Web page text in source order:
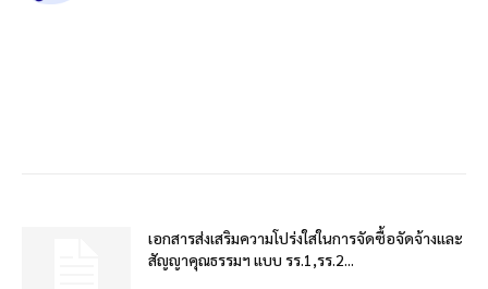
เอกสารส่งเสริมความโปร่งใสในการจัดซื้อจัดจ้างและ
สัญญาคุณธรรมฯ แบบ รร.1,รร.2...